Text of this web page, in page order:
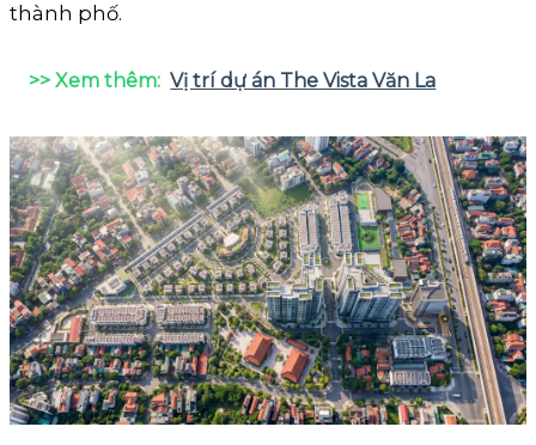
thành phố.
>> Xem thêm: Vị trí dự án The Vista Văn La